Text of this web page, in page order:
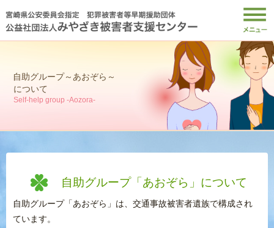
自助グループ～あおぞら～
について
Self-help group -Aozora-
自助グループ「あおぞら」について
自助グループ「あおぞら」は、交通事故被害者遺族で構成され
ています。